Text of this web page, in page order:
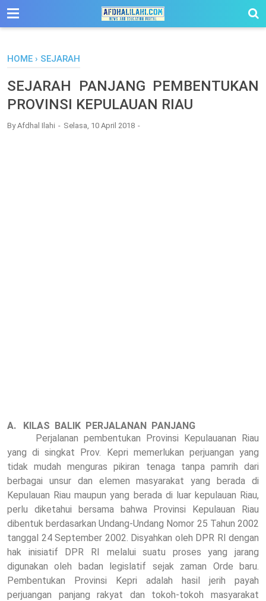
-->
HOME › SEJARAH
SEJARAH PANJANG PEMBENTUKAN
PROVINSI KEPULAUAN RIAU
ByAfdhal Ilahi Selasa, 10 April 2018
A. KILAS BALIK PERJALANAN PANJANG
Perjalanan pembentukan Provinsi Kepulauanan Riau
yang di singkat Prov. Kepri memerlukan perjuangan yang
tidak mudah menguras pikiran tenaga tanpa pamrih dari
berbagai unsur dan elemen masyarakat yang berada di
Kepulauan Riau maupun yang berada di luar kepulauan Riau,
perlu diketahui bersama bahwa Provinsi Kepulauan Riau
dibentuk berdasarkan Undang-Undang Nomor 25 Tahun 2002
tanggal 24 September 2002. Disyahkan oleh DPR RI dengan
hak inisiatif DPR RI melalui suatu proses yang jarang
digunakan oleh badan legislatif sejak zaman Orde baru.
Pembentukan Provinsi Kepri adalah hasil jerih payah
perjuangan panjang rakyat dan tokoh-tokoh masyarakat